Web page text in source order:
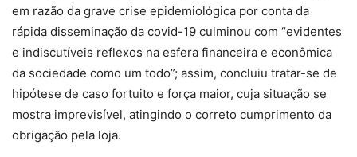
em razão da grave crise epidemiológica por conta da
rápida disseminação da covid-19 culminou com “evidentes
e indiscutíveis reflexos na esfera financeira e econômica
da sociedade como um todo”; assim, concluiu tratar-se de
hipótese de caso fortuito e força maior, cuja situação se
mostra imprevisível, atingindo o correto cumprimento da
obrigação pela loja.